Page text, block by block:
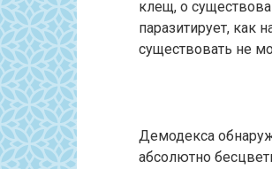
клещ, о
паразитирует, как
существовать не
Демодекса
абсолютно